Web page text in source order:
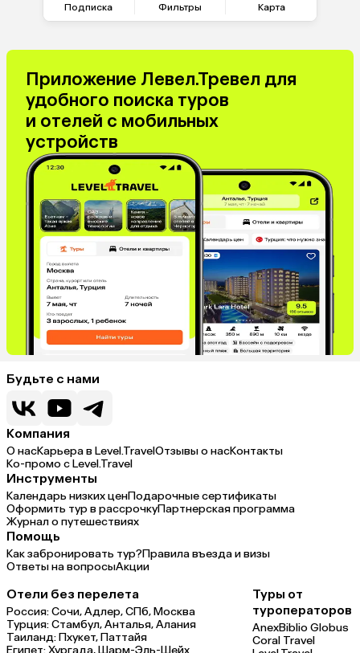
Подписка Фильтры Карта
Приложение Левел.Тревел для
удобного поиска туров
и отелей с мобильных
устройств
Будьте с нами
Компания
О насКарьера в Level.TravelОтзывы о насКонтакты
Ко-промо с Level.Travel
Инструменты
Календарь низких ценПодарочные сертификаты
Оформить тур в рассрочкуПартнерская программа
Журнал о путешествиях
Помощь
Как забронировать тур?Правила въезда и визы
Ответы на вопросыАкции
Отели без перелета
Россия:Сочи,Адлер,СПб,Москва
Турция:Стамбул,Анталья,Алания
Таиланд:Пхукет,Паттайя
Египет:Хургада,Шарм-Эль-Шейх
Туры от
туроператоров
AnexBiblio Globus
Coral Travel